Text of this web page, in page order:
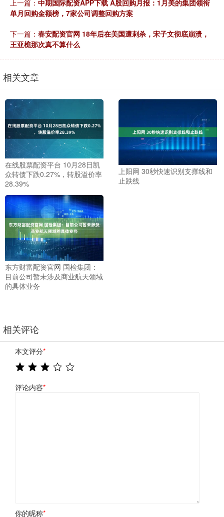
上一篇： 中期国际配资APP下载 A股回购月报：1月美的集团领衔
单月回购金额榜，7家公司调整回购方案
下一篇： 春安配资官网 18年后在美国遭刺杀，宋子文彻底崩溃，
王亚樵那次真不算什么
相关文章
在线股票配资平台 10月28日凯
众转债下跌0.27%，转股溢价率
28.39%
上阳网 30秒快速识别支撑线和
止跌线
东方财富配资官网 国检集团：
目前公司暂未涉及商业航天领域
的具体业务
相关评论
本文评分*
评论内容*
你的昵称*